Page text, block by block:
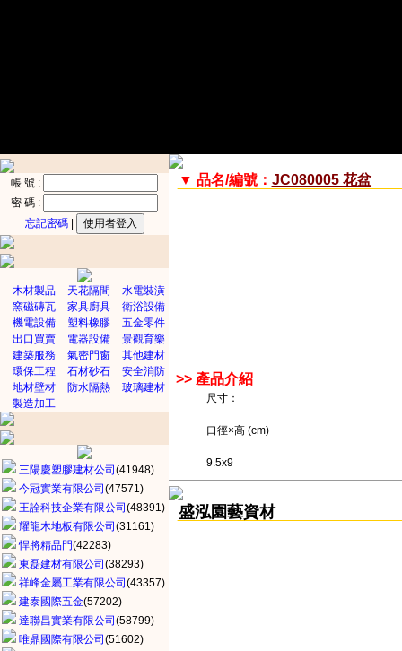
帳 號 :
密 碼 :
忘記密碼|
木材製品 天花隔間
水電裝潢
窯磁磚瓦
家具廚具
衛浴設備
機電設備
塑料橡膠
五金零件
出口買賣
電器設備
景觀育樂
建築服務
氣密門窗
其他建材
環保工程
石材砂石
安全消防
地材壁材
防水隔熱
玻璃建材
製造加工
三陽慶塑膠建材公司 (41948)
今冠實業有限公司 (47571)
王詮科技企業有限公司 (48391)
耀龍木地板有限公司 (31161)
悍將精品門(42283)
東磊建材有限公司 (38293)
祥峰金屬工業有限公司 (43357)
建泰國際五金(57202)
達聯昌實業有限公司 (58799)
唯鼎國際有限公司 (51602)
▼ 品名/編號： JC080005 花盆
>> 產品介紹
尺寸：
口徑×高 (cm)
9.5x9
盛泓園藝資材